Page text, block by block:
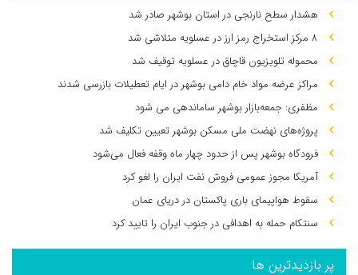
هشدار سطح نارنجی در استان بوشهر صادر شد
۸ مرکز استخراج رمز ارز در عسلویه متلاشی شد
محموله تلویزیون قاچاق در عسلویه توقیف شد
مراکز عرضه مواد خام دامی بوشهر در ایام تعطیلات بازرسی شدند
مظفری: جمعه‌بازار بوشهر ساماندهی می‌ شود
پروژه‌های نهضت ملی مسکن بوشهر تعیین تکلیف شد
فرودگاه بوشهر پس از حدود چهار ماه وقفه فعال می‌شود
آمریکا مجوز عمومی فروش نفت ایران را لغو کرد
سقوط هواپیمای باری پاکستان در دریای عمان
سنتکام حمله به اهدافی در جنوب ایران را تایید کرد
پر بازدیدترین ها